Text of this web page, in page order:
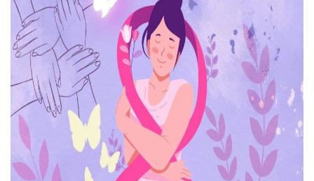
ATM Incorpora 20 Nuevos Camiones Al Corredor Bahía
Colectivos Piden A Lemus Más Ministerios Públicos Para
Avenida Federación En Puerto Vallarta Registra 80% De
Caída De “El Mencho” Elevó Percepción De Inseguridad
Mercado Vallarta Incluye Reúne A Emprendedores Locales
Morenistas Imparten Taller En Puerto Vallarta
CEDHJ Señala Violaciones A Derechos De Víctima De
Ayutla Bajo Investigación Tras Reporte De Posible
Maleza Crece En Camellones De La Principal Avenida
Lluvias E Inundaciones No Detienen El Transporte Público
Bruno Blancas Reúne A Especialistas Para Analizar La
Entregan Aparato Auditivo A Don Juan Ramírez En Puerto